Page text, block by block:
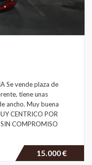
Se vende plaza de
tiene unas
ancho. Muy buena
CENTRICO POR
COMPROMISO
15.000 €